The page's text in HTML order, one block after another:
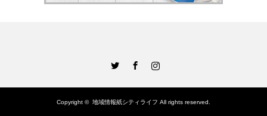
Copyright © 地域情報紙シティライフ All rights reserved.